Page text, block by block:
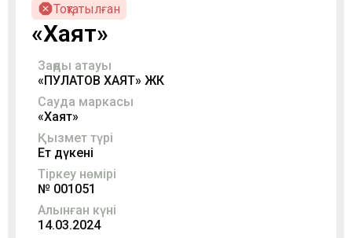
Тоқтатылған
«Хаят»
Заңды атауы
«ПУЛАТОВ ХАЯТ» ЖК
Сауда маркасы
«Хаят»
Қызмет түрі
Ет дүкені
Тіркеу нөмірі
№ 001051
Алынған күні
14.03.2024